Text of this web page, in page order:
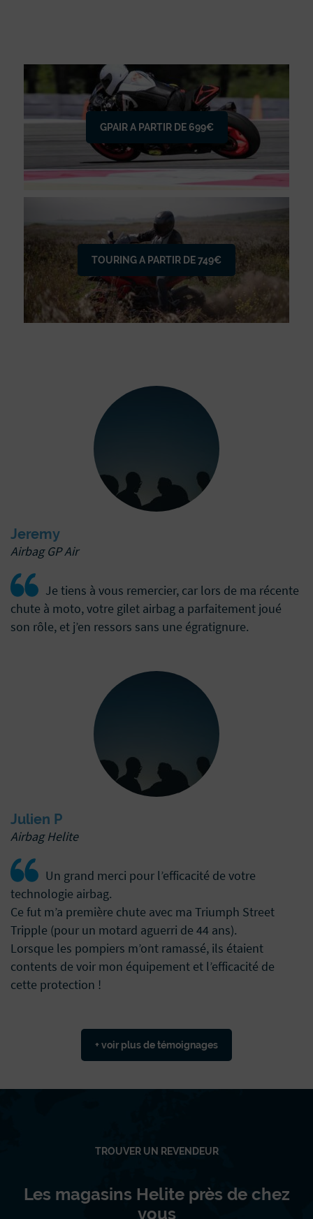
GPAIR A PARTIR DE 699€
TOURING A PARTIR DE 749€
Jeremy
Airbag GP Air
Je tiens à vous remercier, car lors de ma récente
chute à moto, votre gilet airbag a parfaitement joué
son rôle, et j’en ressors sans une égratignure.
Julien P
Airbag Helite
Un grand merci pour l’efficacité de votre
technologie airbag.
Ce fut m’a première chute avec ma Triumph Street
Tripple (pour un motard aguerri de 44 ans).
Lorsque les pompiers m’ont ramassé, ils étaient
contents de voir mon équipement et l’efficacité de
cette protection !
+ voir plus de témoignages
TROUVER UN REVENDEUR
Les magasins Helite près de chez
vous